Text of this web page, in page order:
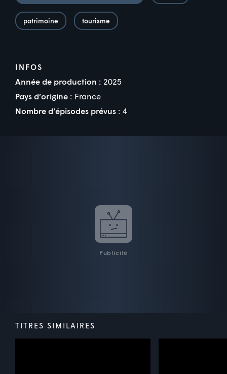
patrimoine tourisme
INFOS
Année de production : 2025
Pays d’origine : France
Nombre d’épisodes prévus : 4
Publicité
TITRES SIMILAIRES